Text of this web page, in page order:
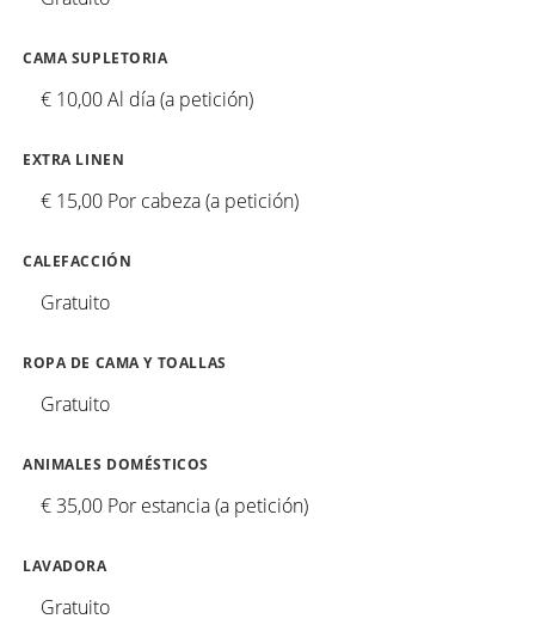
CAMA SUPLETORIA
€ 10,00 Al día (a petición)
EXTRA LINEN
€ 15,00 Por cabeza (a petición)
CALEFACCIÓN
Gratuito
ROPA DE CAMA Y TOALLAS
Gratuito
ANIMALES DOMÉSTICOS
€ 35,00 Por estancia (a petición)
LAVADORA
Gratuito